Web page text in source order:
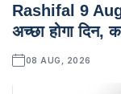
Rashifal 9 Aug
अच्छा होगा दिन,
08 AUG, 2026